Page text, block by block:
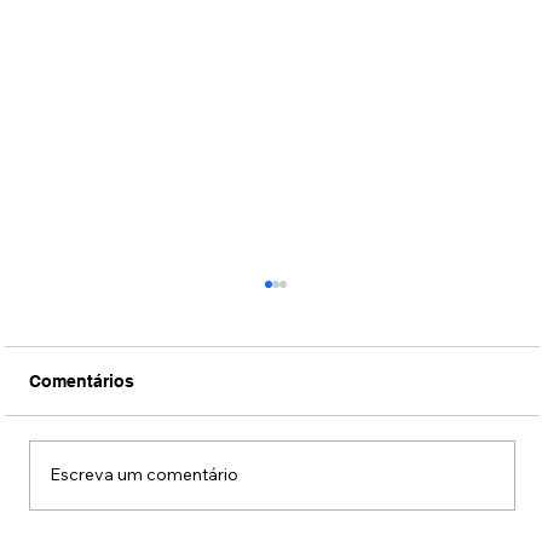
Comentários
Escreva um comentário